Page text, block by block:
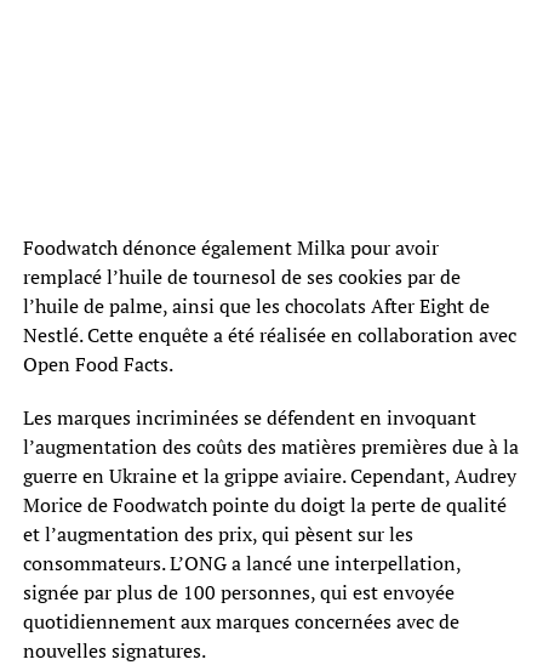
Foodwatch dénonce également Milka pour avoir
remplacé l’huile de tournesol de ses cookies par de
l’huile de palme, ainsi que les chocolats After Eight de
Nestlé. Cette enquête a été réalisée en collaboration avec
Open Food Facts.
Les marques incriminées se défendent en invoquant
l’augmentation des coûts des matières premières due à la
guerre en Ukraine et la grippe aviaire. Cependant, Audrey
Morice de Foodwatch pointe du doigt la perte de qualité
et l’augmentation des prix, qui pèsent sur les
consommateurs. L’ONG a lancé une interpellation,
signée par plus de 100 personnes, qui est envoyée
quotidiennement aux marques concernées avec de
nouvelles signatures.